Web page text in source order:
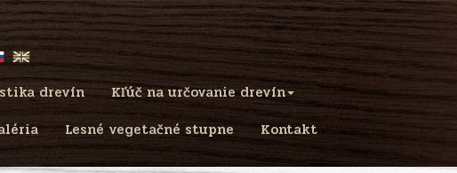
drevín
Kľúč na určovanie drevín
Lesné vegetačné stupne Kontakt